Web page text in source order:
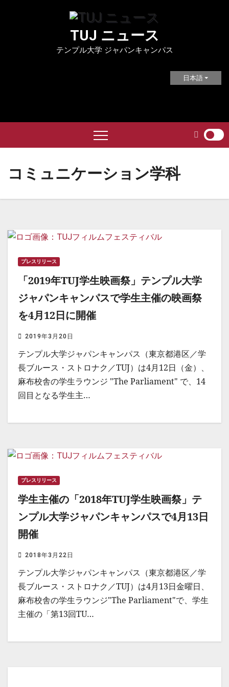
TUJ ニュース
テンプル大学 ジャパンキャンパス
日本語
コミュニケーション学科
プレスリリース
「2019年TUJ学生映画祭」テンプル大学
ジャパンキャンパスで学生主催の映画祭
を4月12日に開催
2019年3月20日
テンプル大学ジャパンキャンパス（東京都港区／学
長ブルース・ストロナク／TUJ）は4月12日（金）、
麻布校舎の学生ラウンジ "The Parliament" で、14
回目となる学生主…
プレスリリース
学生主催の「2018年TUJ学生映画祭」テ
ンプル大学ジャパンキャンパスで4月13日
開催
2018年3月22日
テンプル大学ジャパンキャンパス（東京都港区／学
長ブルース・ストロナク／TUJ）は4月13日金曜日、
麻布校舎の学生ラウンジ"The Parliament"で、学生
主催の「第13回TU…